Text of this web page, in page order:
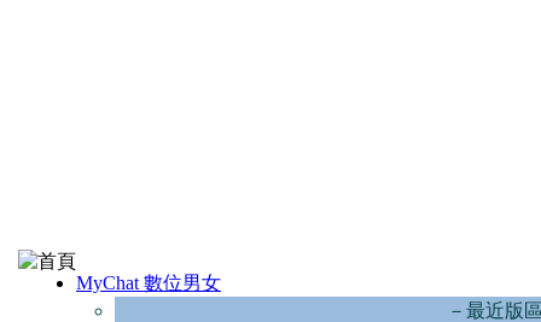
MyChat 數位男女
－最近版